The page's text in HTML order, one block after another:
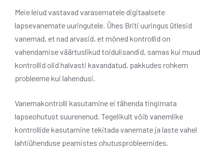
Meie leiud vastavad varasematele digitaalsete
lapsevanemate uuringutele. Ühes Briti uuringus ütlesid
vanemad, et nad arvasid, et mõned kontrollid on
vahendamise väärtuslikud toidulisandid, samas kui muud
kontrollid olid halvasti kavandatud, pakkudes rohkem
probleeme kui lahendusi.
Vanemakontrolli kasutamine ei tähenda tingimata
lapseohutust suurenenud. Tegelikult võib vanemlike
kontrollide kasutamine tekitada vanemate ja laste vahel
lahtiühenduse peamistes ohutusprobleemides.